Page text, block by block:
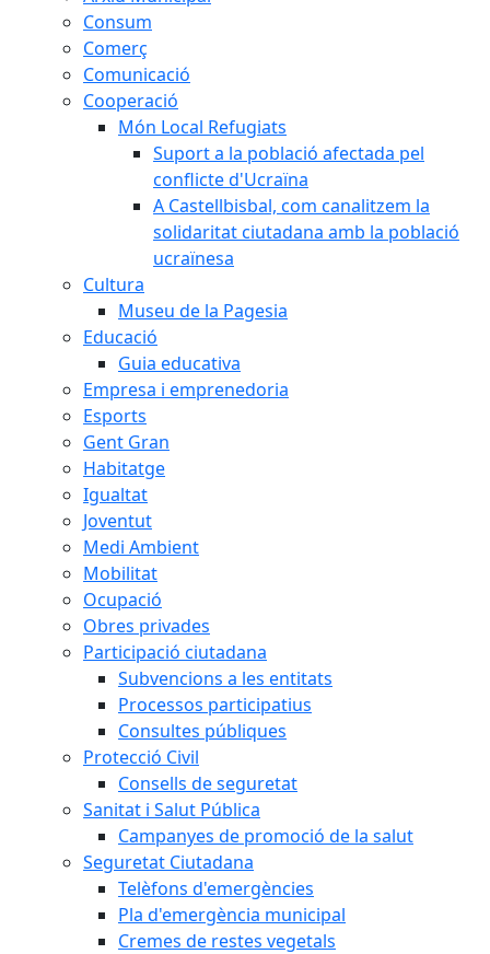
Consum
Comerç
Comunicació
Cooperació
Món Local Refugiats
Suport a la població afectada pel
conflicte d'Ucraïna
A Castellbisbal, com canalitzem la
solidaritat ciutadana amb la població
ucraïnesa
Cultura
Museu de la Pagesia
Educació
Guia educativa
Empresa i emprenedoria
Esports
Gent Gran
Habitatge
Igualtat
Joventut
Medi Ambient
Mobilitat
Ocupació
Obres privades
Participació ciutadana
Subvencions a les entitats
Processos participatius
Consultes públiques
Protecció Civil
Consells de seguretat
Sanitat i Salut Pública
Campanyes de promoció de la salut
Seguretat Ciutadana
Telèfons d'emergències
Pla d'emergència municipal
Cremes de restes vegetals